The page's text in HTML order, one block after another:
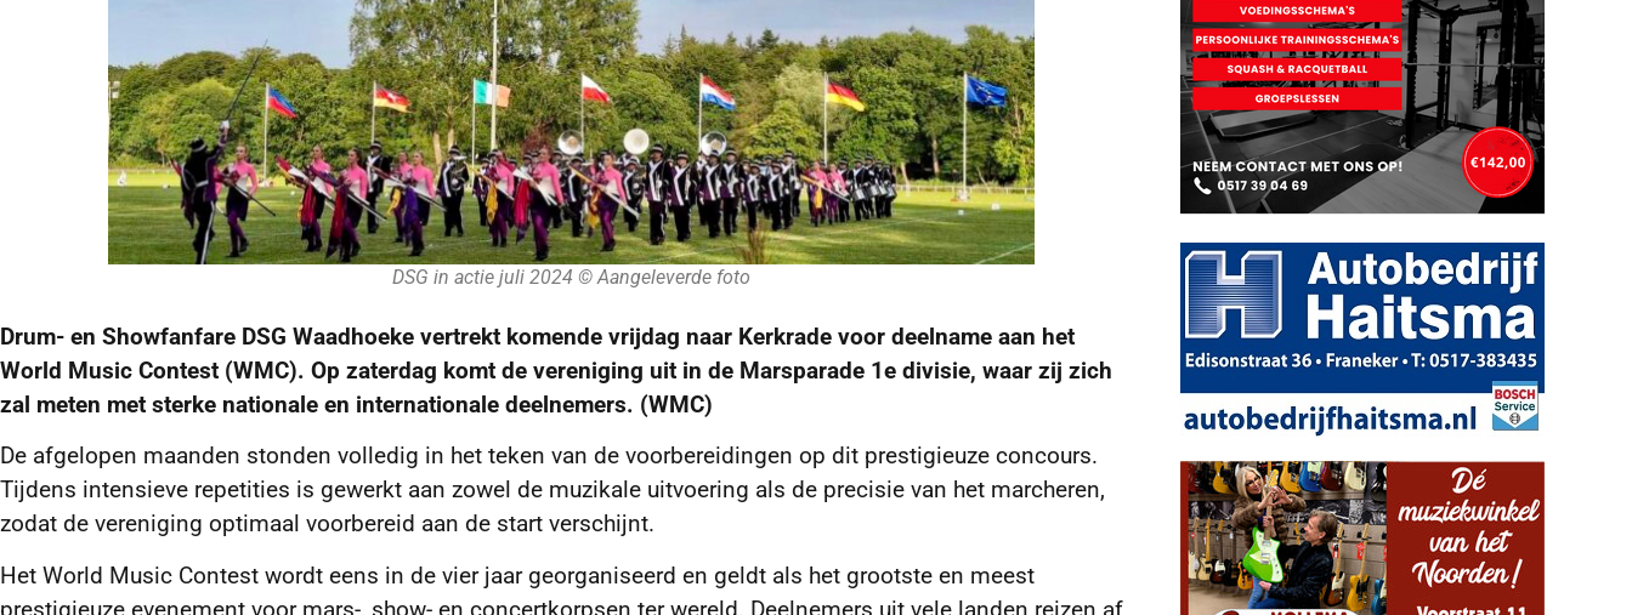
DSG in actie juli 2024 © Aangeleverde foto
Drum- en Showfanfare DSG Waadhoeke vertrekt komende vrijdag naar Kerkrade voor deelname aan het
World Music Contest (WMC). Op zaterdag komt de vereniging uit in de Marsparade 1e divisie, waar zij zich
zal meten met sterke nationale en internationale deelnemers. (WMC)
De afgelopen maanden stonden volledig in het teken van de voorbereidingen op dit prestigieuze concours.
Tijdens intensieve repetities is gewerkt aan zowel de muzikale uitvoering als de precisie van het marcheren,
zodat de vereniging optimaal voorbereid aan de start verschijnt.
Het World Music Contest wordt eens in de vier jaar georganiseerd en geldt als het grootste en meest
prestigieuze evenement voor mars-, show- en concertkorpsen ter wereld. Deelnemers uit vele landen reizen af